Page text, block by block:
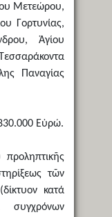
Μετεώρου,
Γορτυνίας,
Ἁγίου
Παναγίας
Εὐρώ.
προληπτικῆς
τῶν
κατά
συγχρόνων